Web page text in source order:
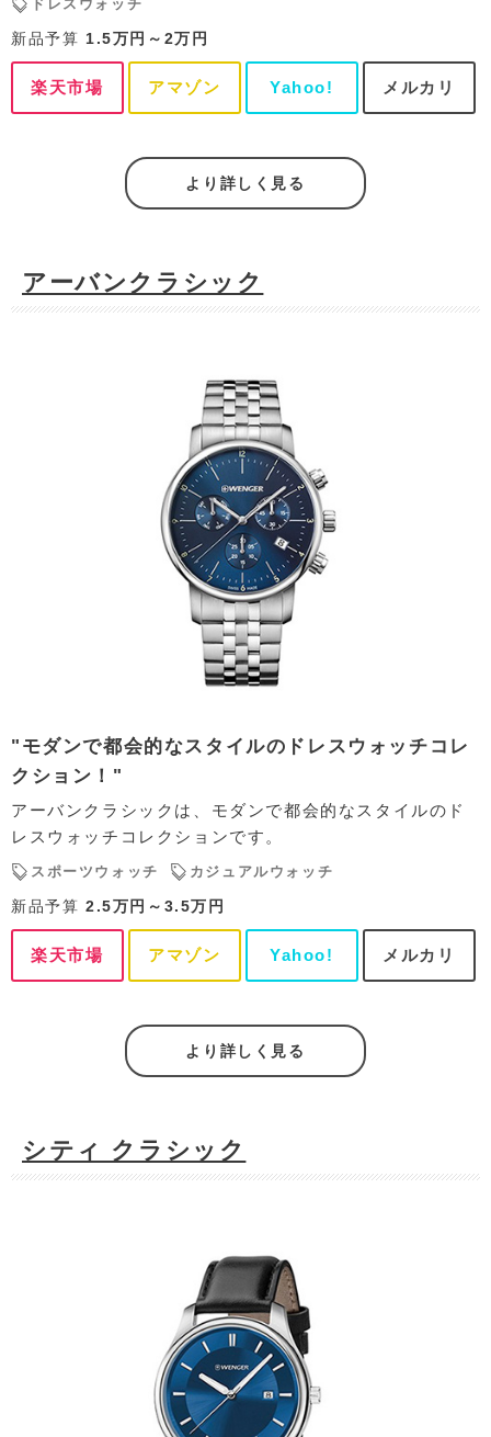
ドレスウォッチ
新品予算 1.5万円～2万円
楽天市場 アマゾン Yahoo! メルカリ
より詳しく見る
アーバンクラシック
"モダンで都会的なスタイルのドレスウォッチコレ
クション！"
アーバンクラシックは、モダンで都会的なスタイルのド
レスウォッチコレクションです。
スポーツウォッチ カジュアルウォッチ
新品予算 2.5万円～3.5万円
楽天市場 アマゾン Yahoo! メルカリ
より詳しく見る
シティ クラシック